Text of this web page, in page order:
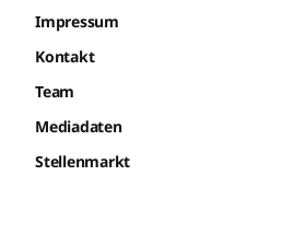
Impressum
Kontakt
Team
Mediadaten
Stellenmarkt